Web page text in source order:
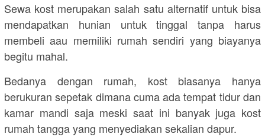
Sewa kost merupakan salah satu alternatif untuk bisa
mendapatkan hunian untuk tinggal tanpa harus
membeli aau memiliki rumah sendiri yang biayanya
begitu mahal.
Bedanya dengan rumah, kost biasanya hanya
berukuran sepetak dimana cuma ada tempat tidur dan
kamar mandi saja meski saat ini banyak juga kost
rumah tangga yang menyediakan sekalian dapur.